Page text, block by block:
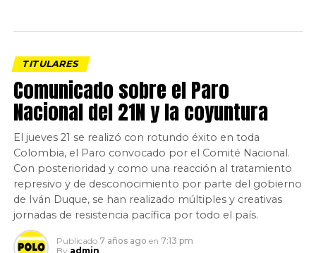
TITULARES
Comunicado sobre el Paro
Nacional del 21N y la coyuntura
El jueves 21 se realizó con rotundo éxito en toda
Colombia, el Paro convocado por el Comité Nacional.
Con posterioridad y como una reacción al tratamiento
represivo y de desconocimiento por parte del gobierno
de Iván Duque, se han realizado múltiples y creativas
jornadas de resistencia pacífica por todo el país.
Publicado 7 años ago en 7:13 pm
By admin